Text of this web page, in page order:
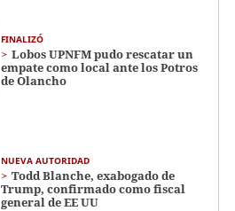
FINALIZÓ
Lobos UPNFM pudo rescatar un
empate como local ante los Potros
de Olancho
NUEVA AUTORIDAD
Todd Blanche, exabogado de
Trump, confirmado como fiscal
general de EE UU